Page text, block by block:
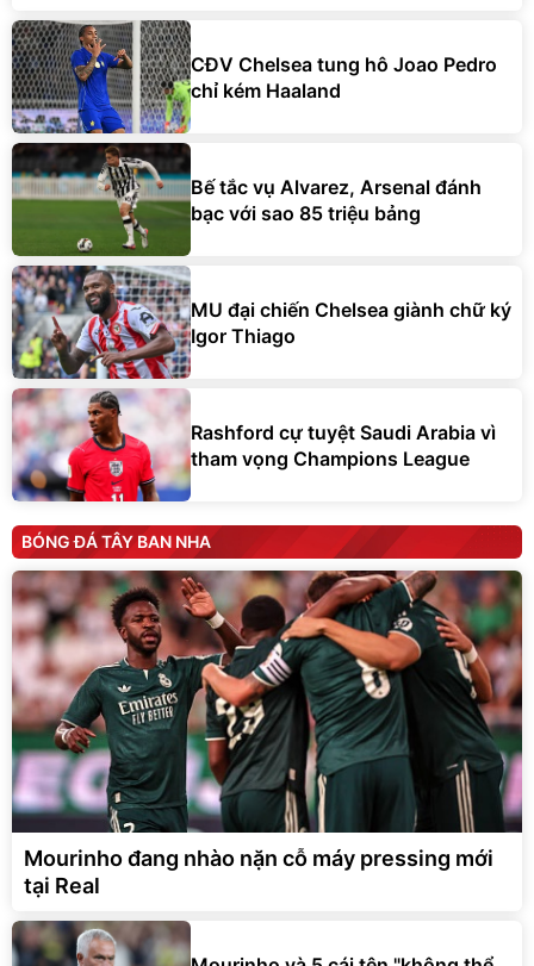
CĐV Chelsea tung hô Joao Pedro
chỉ kém Haaland
Bế tắc vụ Alvarez, Arsenal đánh
bạc với sao 85 triệu bảng
MU đại chiến Chelsea giành chữ ký
Igor Thiago
Rashford cự tuyệt Saudi Arabia vì
tham vọng Champions League
BÓNG ĐÁ TÂY BAN NHA
Mourinho đang nhào nặn cỗ máy pressing mới
tại Real